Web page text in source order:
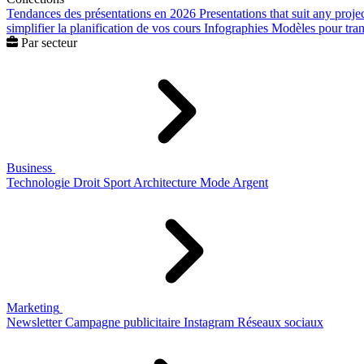
Tendances des présentations en 2026 Presentations that suit any
simplifier la planification de vos cours Infographies Modèles pour
Par secteur
Business
Technologie Droit Sport Architecture Mode Argent
Marketing
Newsletter Campagne publicitaire Instagram Réseaux sociaux